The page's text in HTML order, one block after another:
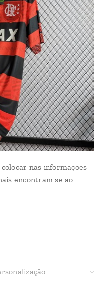
nas informações
encontram se ao